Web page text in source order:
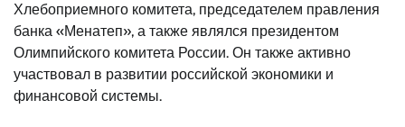
Хлебоприемного комитета, председателем правления
банка «Менатеп», а также являлся президентом
Олимпийского комитета России. Он также активно
участвовал в развитии российской экономики и
финансовой системы.